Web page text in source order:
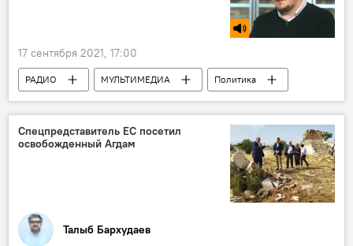
17 сентября 2021, 17:00
РАДИО МУЛЬТИМЕДИА
Политика
Новости
Новости мира
Спецпредставитель ЕС посетил
освобожденный Агдам
Талыб Бархудаев